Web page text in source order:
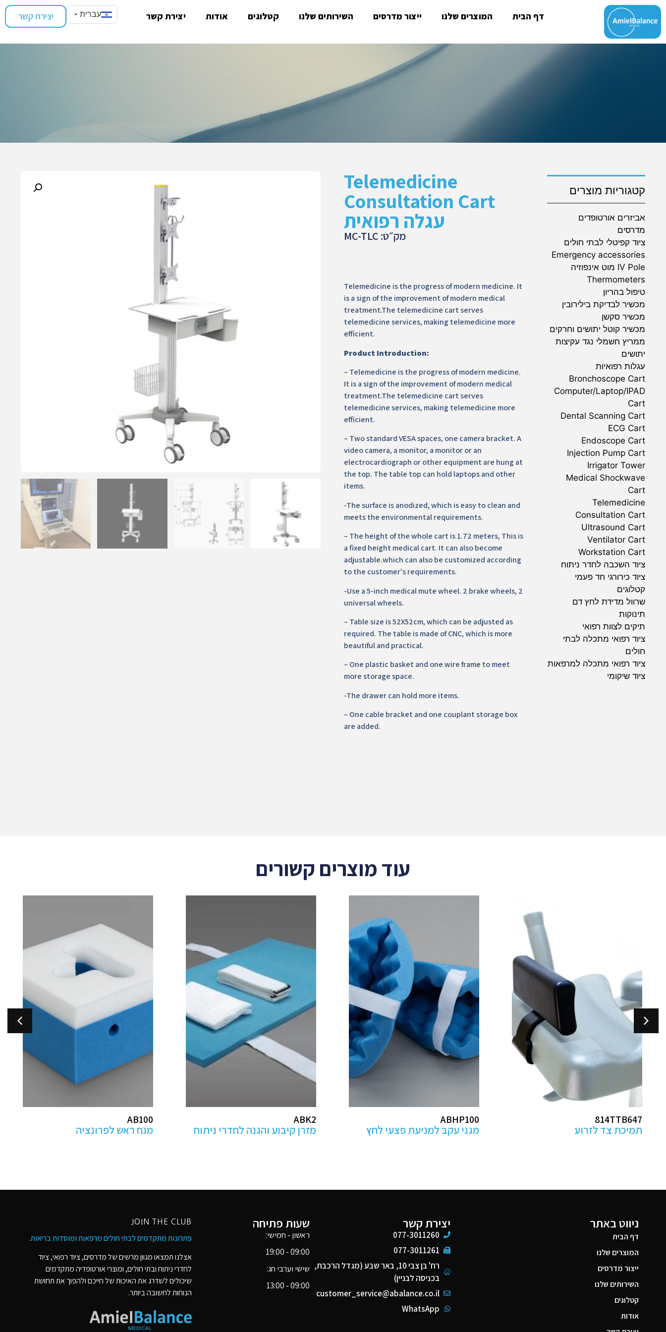
דף הבית המוצרים שלנו ייצור מדרסים השירותים שלנו קטלוגים אודות יצירת קשר יצירת קשר עברית
קטגוריות מוצרים
אביזרים אורטופדים
מדרסים
ציוד קפיטלי לבתי חולים
Emergency accessories
IV Pole מוט אינפוזיה
Thermometers
טיפול בהריון
מכשיר לבדיקת בילירובין
מכשיר סקשן
מכשיר קוטל יתושים וחרקים
ממריץ חשמלי נגד עקיצות
יתושים
עגלות רפואיות
Bronchoscope Cart
Computer/Laptop/IPAD
Cart
Dental Scanning Cart
ECG Cart
Endoscope Cart
Injection Pump Cart
Irrigator Tower
Medical Shockwave
Cart
Telemedicine
Consultation Cart
Ultrasound Cart
Ventilator Cart
Workstation Cart
ציוד השכבה לחדר ניתוח
ציוד כירורגי חד פעמי
קטלוגים
שרוול מדידת לחץ דם
תינוקות
תיקים לצוות רפואי
ציוד רפואי מתכלה לבתי
חולים
ציוד רפואי מתכלה למרפאות
ציוד שיקומי
Telemedicine
Consultation Cart
עגלה רפואית
מק״ט: MC-TLC
Telemedicine is the progress of modern medicine. It
is a sign of the improvement of modern medical
treatment.The telemedicine cart serves
telemedicine services, making telemedicine more
efficient.
Product Introduction:
– Telemedicine is the progress of modern medicine.
It is a sign of the improvement of modern medical
treatment.The telemedicine cart serves
telemedicine services, making telemedicine more
efficient.
– Two standard VESA spaces, one camera bracket. A
video camera, a monitor, a monitor or an
electrocardiograph or other equipment are hung at
the top. The table top can hold laptops and other
items.
-The surface is anodized, which is easy to clean and
meets the environmental requirements.
– The height of the whole cart is 1.72 meters, This is
a fixed height medical cart. It can also become
adjustable.which can also be customized according
to the customer's requirements.
-Use a 5-inch medical mute wheel. 2 brake wheels, 2
universal wheels.
– Table size is 52X52cm, which can be adjusted as
required. The table is made of CNC, which is more
beautiful and practical.
– One plastic basket and one wire frame to meet
more storage space.
-The drawer can hold more items.
– One cable bracket and one couplant storage box
are added.
עוד מוצרים קשורים
ABHP100
מגני עקב למניעת פצעי לחץ
ABK2
מזרן קיבוע והגנה לחדרי ניתוח
AB100
מנח ראש לפרונציה
מקבילים מתכווננים
לפיזיותרפיה- בהתאמה אישית
ניווט באתר
דף הבית
המוצרים שלנו
ייצור מדרסים
השירותים שלנו
קטלוגים
אודות
יצירת קשר
077-3011260
077-3011261
רח' בן צבי 10, באר שבע (מגדל הרכבת,
בכניסה לבניין)
customer_service@abalance.co.il
WhatsApp
שעות פתיחה
ראשון - חמישי:
09:00 - 19:00
שישי וערבי חג:
09:00 - 13:00
JOIN THE CLUB
פתרונות מתקדמים לבתי חולים מרפאות ומוסדות בריאות​.
אצלנו תמצאו מגוון מרשים של מדרסים, ציוד רפואי, ציוד
לחדרי ניתוח ובתי חולים, ומוצרי אורטופדיה מתקדמים
שיכולים לשדרג את האיכות של חייכם ולהפוך את תחושת
הנוחות לחשובה ביותר.